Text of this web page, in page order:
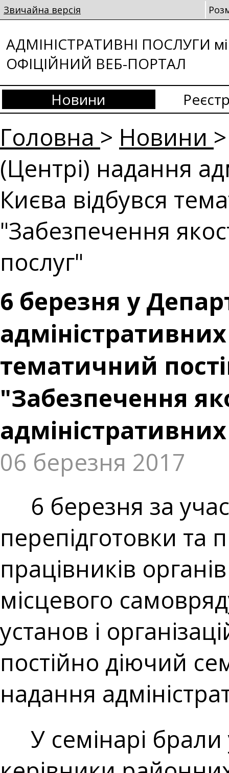
Звичайна версія
АДМІНІСТРАТИВНІ ПОСЛУГИ
ОФІЦІЙНИЙ ВЕБ-ПОРТАЛ
Новини
Головна > Новини
(Центрі) надання
Києва відбувся
"Забезпечення
послуг"
6 березня у
тематичний
"Забезпечення
06 березня 2017
6 березня за
перепідготовки та
працівників
місцевого
установ і
постійно діючий
надання
У семінарі брали